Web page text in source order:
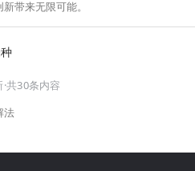
带来无限可能。
共30条内容
法